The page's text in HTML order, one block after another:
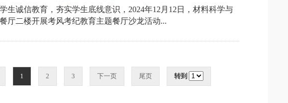
生诚信教育，夯实学生底线意识，2024年12月12日，材料科学与
厅二楼开展考风考纪教育主题餐厅沙龙活动...
1 2 3 下一页 尾页 转到